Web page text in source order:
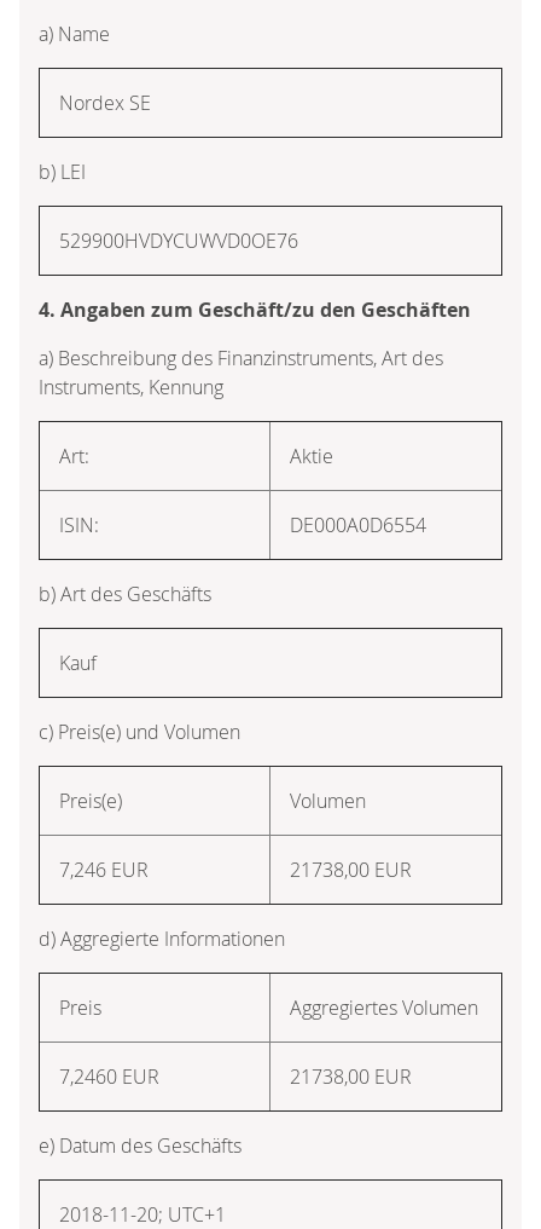
a) Name
Nordex SE
b) LEI
529900HVDYCUWVD0OE76
4. Angaben zum Geschäft/zu den Geschäften
a) Beschreibung des Finanzinstruments, Art des
Instruments, Kennung
Art: Aktie
ISIN: DE000A0D6554
b) Art des Geschäfts
Kauf
c) Preis(e) und Volumen
Preis(e) Volumen
7,246 EUR 21738,00 EUR
d) Aggregierte Informationen
Preis Aggregiertes Volumen
7,2460 EUR 21738,00 EUR
e) Datum des Geschäfts
2018-11-20; UTC+1